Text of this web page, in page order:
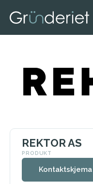
REKTOR AS
PRODUKT
Kontaktskjema